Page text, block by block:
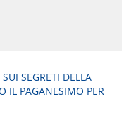
SUI SEGRETI DELLA
IL PAGANESIMO PER